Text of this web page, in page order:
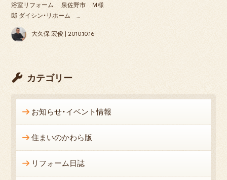
浴室リフォーム 泉佐野市 Ｍ様
邸 ダイシン・リホーム …
大久保 宏俊 | 2010.10.16
カテゴリー
お知らせ・イベント情報
住まいのかわら版
リフォーム日誌